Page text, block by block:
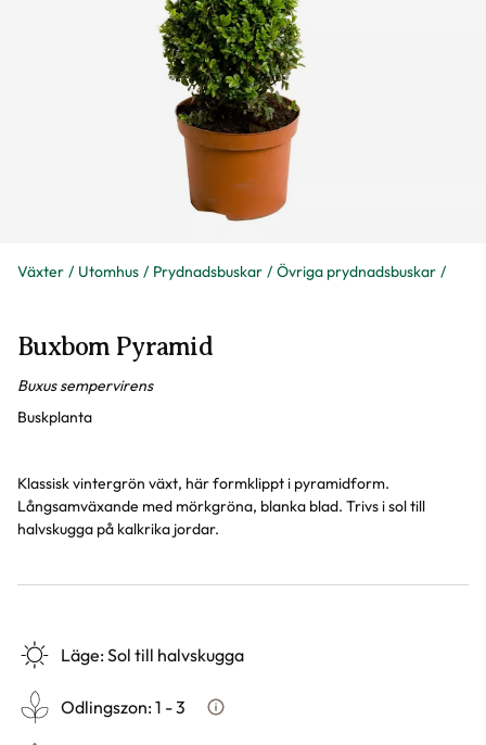
Växter Utomhus Prydnadsbuskar Övriga prydnadsbuskar
Buxbom Pyramid
Buxus sempervirens
Buskplanta
Klassisk vintergrön växt, här formklippt i pyramidform.
Långsamväxande med mörkgröna, blanka blad. Trivs i sol till
halvskugga på kalkrika jordar.
Läge:Sol till halvskugga
Odlingszon:1 - 3 Vad är odlingszon?